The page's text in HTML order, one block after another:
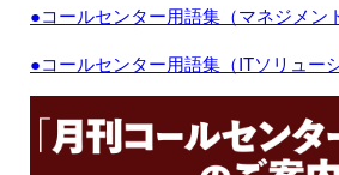
●コールセンター用語集（マネジメン
●コールセンター用語集（ITソリュー